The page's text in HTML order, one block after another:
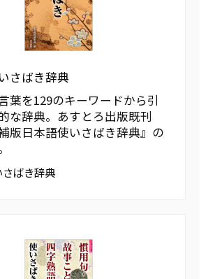
さばき辞典
葉を129のキーワードから引
な辞典。あすとろ出版既刊
版日本語使いさばき辞典』の
ばき辞典